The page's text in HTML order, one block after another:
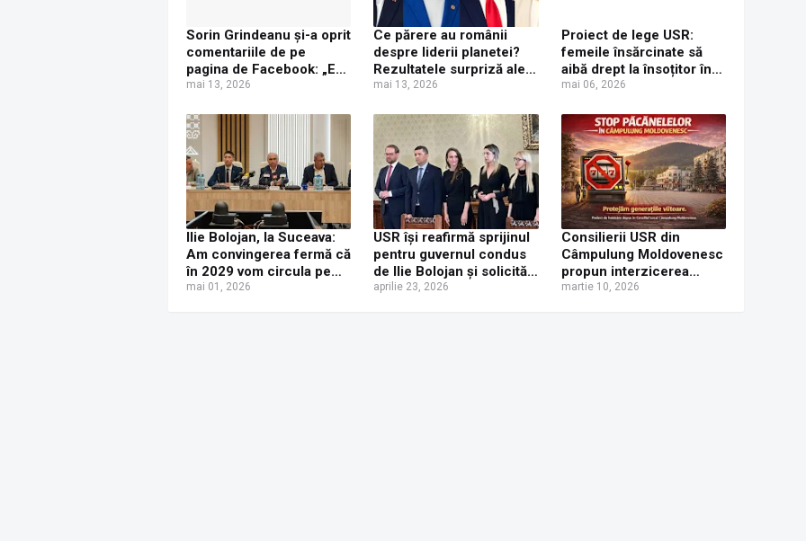
Sorin Grindeanu și-a oprit
comentariile de pe
pagina de Facebook: „Eu
vreau să dialoghez cu
dintre ei sunt boţi, roboţi,
tiriboţi şi aşa mai
departe”
mai 13, 2026
Ce părere au românii
despre liderii planetei?
Rezultatele surpriză ale
unui sondaj de opinie
Maia Sandu
mai 13, 2026
Proiect de lege USR:
femeile însărcinate să
aibă drept la însoțitor în
maternitate pe durata
mai 06, 2026
Ilie Bolojan, la Suceava:
Am convingerea fermă că
în 2029 vom circula pe
autostradă de la Paşcani
mai 01, 2026
USR își reafirmă sprijinul
pentru guvernul condus
de Ilie Bolojan și solicită
responsabilitate din
aprilie 23, 2026
Consilierii USR din
Câmpulung Moldovenesc
propun interzicerea
completă a păcănelelor în
martie 10, 2026